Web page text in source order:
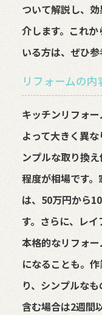
ついて解説し、
介します。これ
いる方は、ぜひ参
リフォームの
キッチンリフォ
よって大きく異
ンプルな取り換
程度が相場です
は、50万円から
す。さらに、レ
本格的なリフォ
になることも。
り、シンプルな
含む場合は2週間